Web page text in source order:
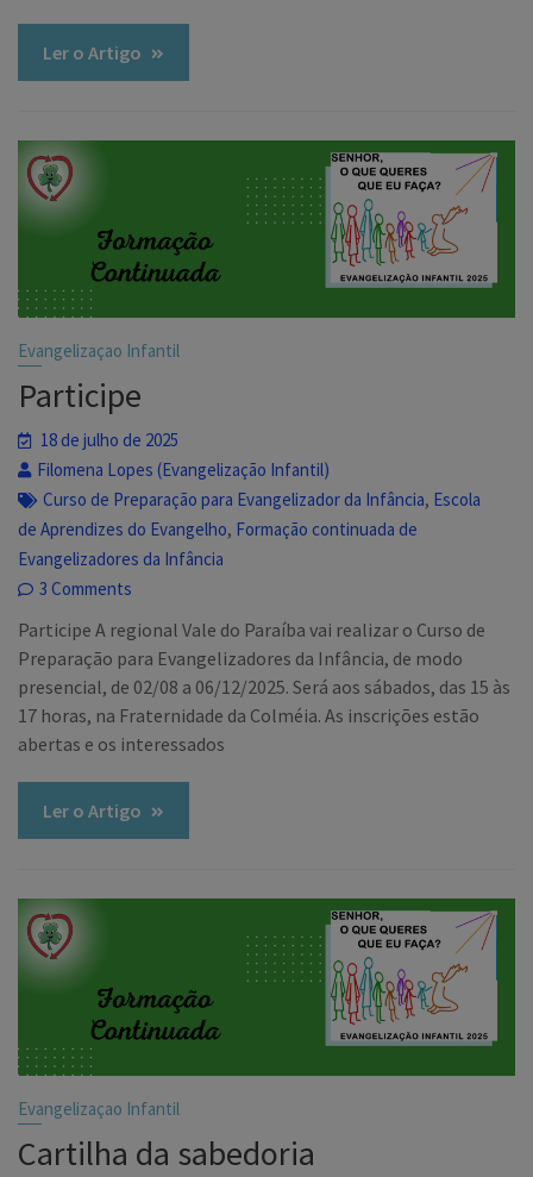
Ler o Artigo
Evangelizaçao Infantil
Participe
18 de julho de 2025
Filomena Lopes (Evangelização Infantil)
Curso de Preparação para Evangelizador da Infância, Escola
de Aprendizes do Evangelho, Formação continuada de
Evangelizadores da Infância
3 Comments
Participe A regional Vale do Paraíba vai realizar o Curso de
Preparação para Evangelizadores da Infância, de modo
presencial, de 02/08 a 06/12/2025. Será aos sábados, das 15 às
17 horas, na Fraternidade da Colméia. As inscrições estão
abertas e os interessados
Ler o Artigo
Evangelizaçao Infantil
Cartilha da sabedoria